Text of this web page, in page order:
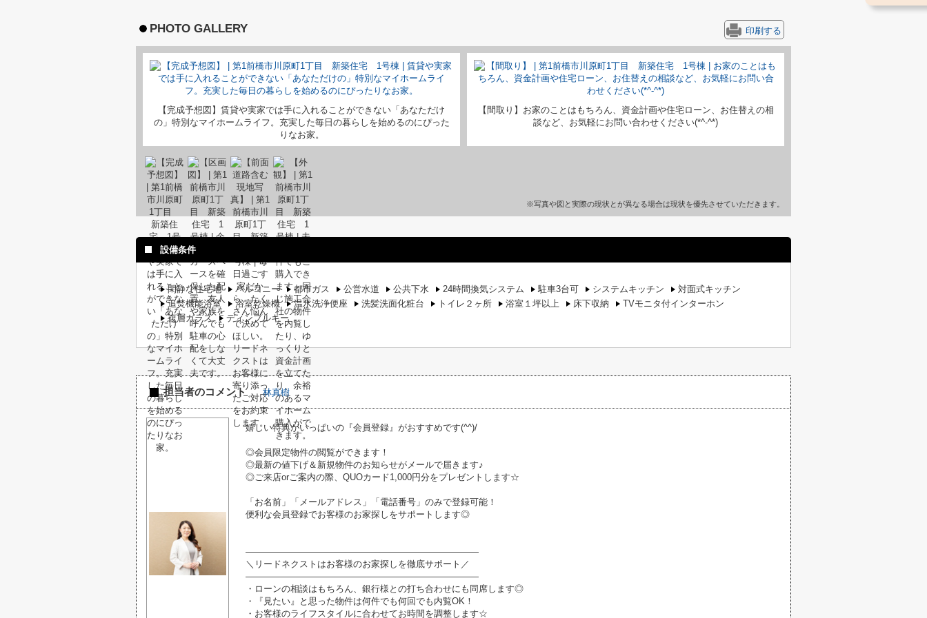
PHOTO GALLERY 印刷する
【完成予想図】賃貸や実家では手に入れることができない「あなただけ
の」特別なマイホームライフ。充実した毎日の暮らしを始めるのにぴった
りなお家。
【間取り】お家のことはもちろん、資金計画や住宅ローン、お住替えの相
談など、お気軽にお問い合わせください(*^-^*)
※写真や図と実際の現状とが異なる場合は現状を優先させていただきます。
設備条件
閑静な住宅地 バルコニー 都市ガス 公営水道 公共下水 24時間換気システム 駐車3台可 システムキッチン
対面式キッチン
追焚機能浴室
浴室乾燥機 温水洗浄便座 洗髪洗面化粧台 トイレ２ヶ所 浴室１坪以上 床下収納
TVモニタ付インターホン
複層ガラス
ディンプルキー
担当者のコメント 林真樹
嬉しい特典がいっぱいの『会員登録』がおすすめです(^^)/
◎会員限定物件の閲覧ができます！
◎最新の値下げ＆新規物件のお知らせがメールで届きます♪
◎ご来店orご案内の際、QUOカード1,000円分をプレゼントします☆
「お名前」「メールアドレス」「電話番号」のみで登録可能！
便利な会員登録でお客様のお家探しをサポートします◎
――――――――――――――――――――――――――
＼リードネクストはお客様のお家探しを徹底サポート／
――――――――――――――――――――――――――
・ローンの相談はもちろん、銀行様との打ち合わせにも同席します◎
・『見たい』と思った物件は何件でも何回でも内覧OK！
・お客様のライフスタイルに合わせてお時間を調整します☆